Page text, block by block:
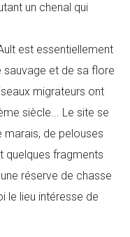
un chenal qui
est essentiellement
sauvage et de sa flore
migrateurs ont
siècle... Le site se
de pelouses
quelques fragments
réserve de chasse
le lieu intéresse de